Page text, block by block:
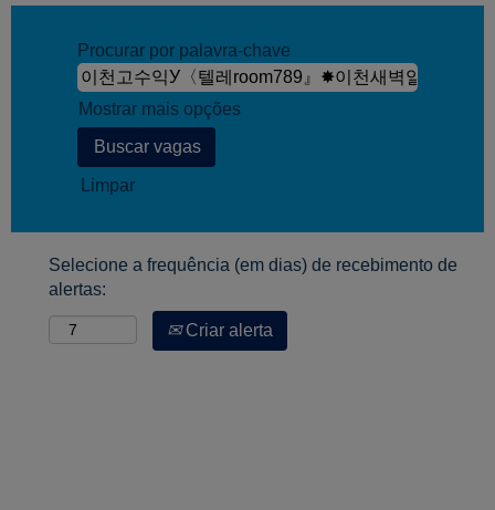
Procurar por palavra-chave
Mostrar mais opções
Limpar
Selecione a frequência (em dias) de recebimento de
alertas:
Criar alerta